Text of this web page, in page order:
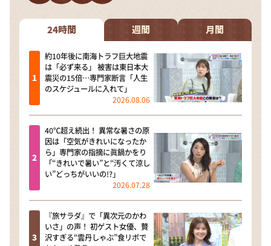
24時間 週間 月間
約10年後に南海トラフ巨大地震
は「必ず来る」 被害は東日本大
震災の15倍…専門家断言「人生
のスケジュールに入れて」
2026.08.06
40℃超え続出！ 異常な暑さの原
因は「空気がきれいになったか
ら」専門家の指摘に眞鍋かをり
「“きれいで暑い”と“汚くて涼し
い”どっちがいいの!?」
2026.07.28
『旅サラダ』で「異次元のかわ
いさ」の声！ 初ゲスト女優、贅
沢すぎる“雲丹しゃぶ”食リポで